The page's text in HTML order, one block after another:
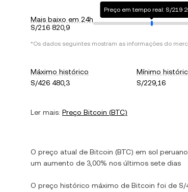
Mais baixo em 24h
S/216 820,9
Preço em tempo real: S/219
*Os dados seguintes mostram as informações do
Máximo histórico
S/426 480,3
Mínimo
S/229,16
Ler mais: Preço Bitcoin (BTC)
O preço atual de Bitcoin (BTC) em sol peruano
um aumento de 3,00% nos últimos sete dias
O preço histórico máximo de Bitcoin foi de S/